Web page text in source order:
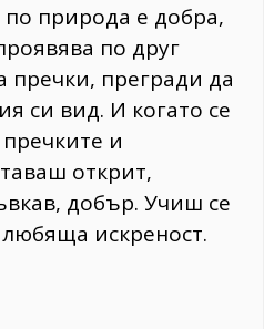
природа е добра,
по друг
прегради да
си вид. И когато се
пречките и
открит,
добър. Учиш се
искреност.